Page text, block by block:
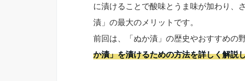
に漬けることで酸味とうま味が加わり、
漬」の最大のメリットです。
前回は、「ぬか漬」の歴史やおすすめの
か漬」を漬けるための方法を詳しく解説